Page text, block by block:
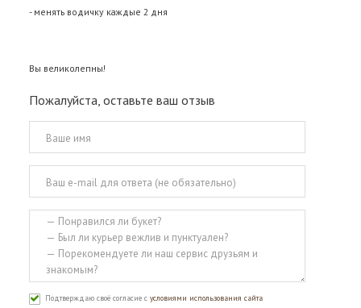
- менять водичку каждые 2 дня
Вы великолепны!
Пожалуйста, оставьте ваш отзыв
Подтверждаю своё согласие с условиями использования сайта